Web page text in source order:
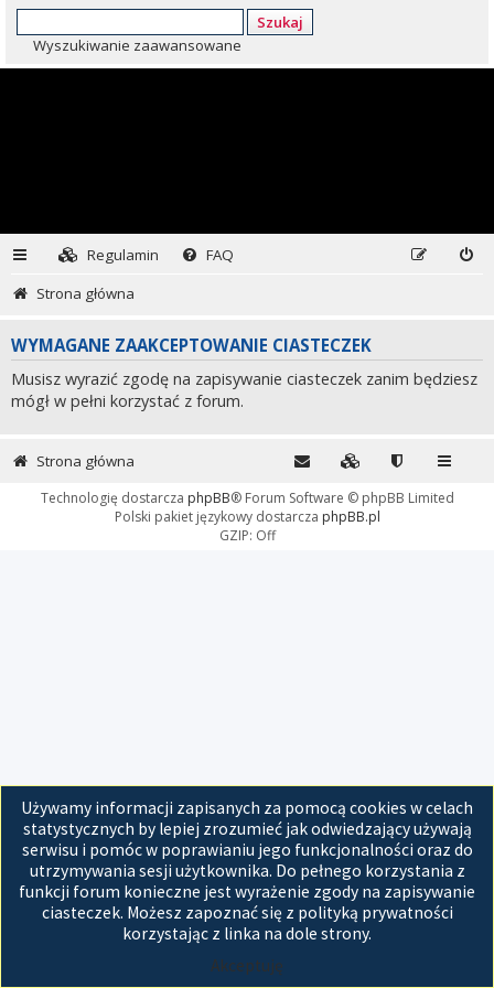
Szukaj
Wyszukiwanie zaawansowane
Regulamin
FAQ
Strona główna
WYMAGANE ZAAKCEPTOWANIE CIASTECZEK
Musisz wyrazić zgodę na zapisywanie ciasteczek zanim będziesz
mógł w pełni korzystać z forum.
Używamy informacji zapisanych za pomocą cookies w celach
statystycznych by lepiej zrozumieć jak odwiedzający używają
serwisu i pomóc w poprawianiu jego funkcjonalności oraz do
utrzymywania sesji użytkownika. Do pełnego korzystania z
funkcji forum konieczne jest wyrażenie zgody na zapisywanie
ciasteczek. Możesz zapoznać się z polityką prywatności
korzystając z linka na dole strony.
Akceptuję
Strona główna
Technologię dostarcza phpBB® Forum Software © phpBB Limited
Polski pakiet językowy dostarcza phpBB.pl
GZIP: Off